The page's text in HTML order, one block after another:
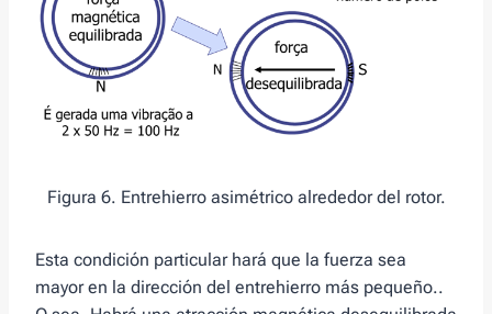
Figura 6. Entrehierro asimétrico alrededor del rotor.
Esta condición particular hará que la fuerza sea
mayor en la dirección del entrehierro más pequeño..